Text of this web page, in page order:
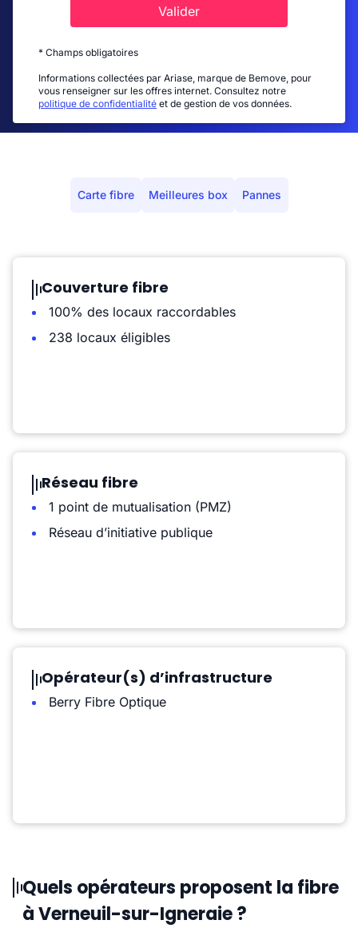
Valider
* Champs obligatoires
Informations collectées par Ariase, marque de Bemove, pour
vous renseigner sur les offres internet. Consultez notre
politique de confidentialité et de gestion de vos données.
Carte fibre Meilleures box Pannes
Couverture fibre
100% des locaux raccordables
238 locaux éligibles
Réseau fibre
1 point de mutualisation (PMZ)
Réseau d’initiative publique
Opérateur(s) d’infrastructure
Berry Fibre Optique
Quels opérateurs proposent la fibre
à Verneuil-sur-Igneraie ?